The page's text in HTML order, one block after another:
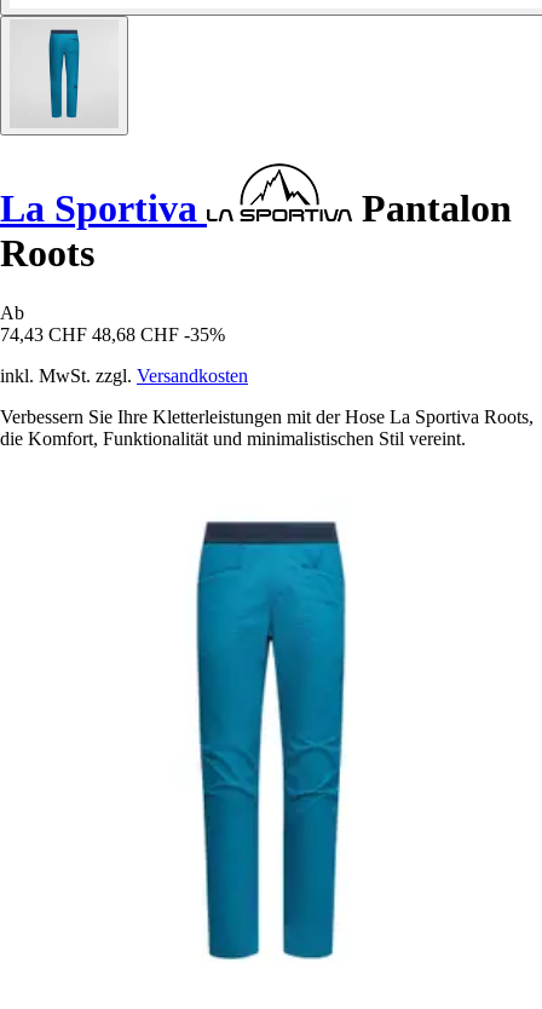
La Sportiva
Pantalon
Roots
Ab
74,43 CHF 48,68 CHF -35%
inkl. MwSt. zzgl. Versandkosten
Verbessern Sie Ihre Kletterleistungen mit der Hose La Sportiva Roots,
die Komfort, Funktionalität und minimalistischen Stil vereint.